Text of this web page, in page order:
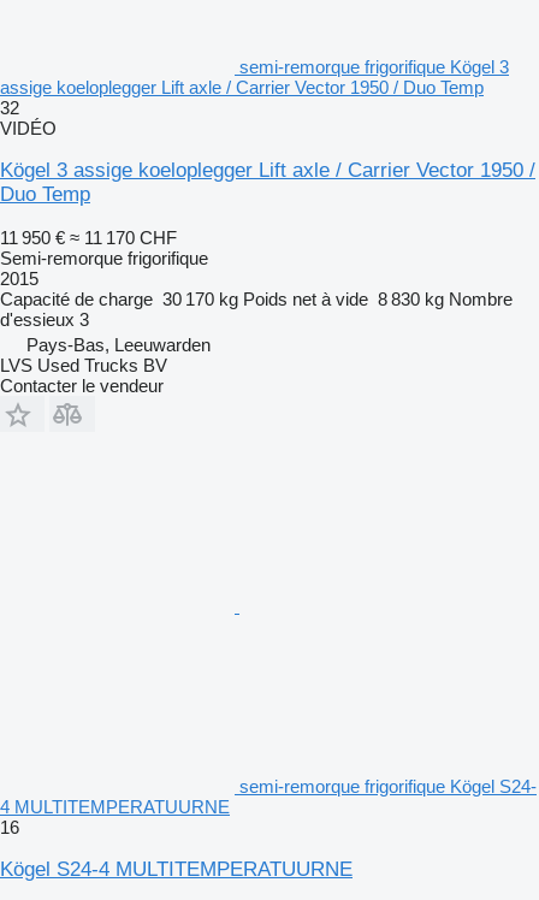
semi-remorque frigorifique Kögel 3
assige koeloplegger Lift axle / Carrier Vector 1950 / Duo Temp
32
VIDÉO
Kögel 3 assige koeloplegger Lift axle / Carrier Vector 1950 /
Duo Temp
11 950 € ≈ 11 170 CHF
Semi-remorque frigorifique
2015
Capacité de charge 30 170 kg Poids net à vide 8 830 kg Nombre
d'essieux 3
Pays-Bas, Leeuwarden
LVS Used Trucks BV
Contacter le vendeur
semi-remorque frigorifique Kögel S24-
4 MULTITEMPERATUURNE
16
Kögel S24-4 MULTITEMPERATUURNE